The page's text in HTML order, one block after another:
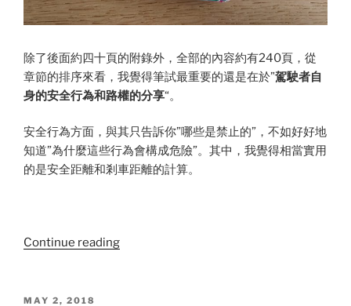
除了後面約四十頁的附錄外，全部的內容約有240頁，從
章節的排序來看，我覺得筆試最重要的還是在於”駕駛者自
身的安全行為和路權的分享“。
安全行為方面，與其只告訴你”哪些是禁止的”，不如好好地
知道”為什麼這些行為會構成危險”。其中，我覺得相當實用
的是安全距離和剎車距離的計算。
Continue reading“法
POSTED
MAY 2, 2018